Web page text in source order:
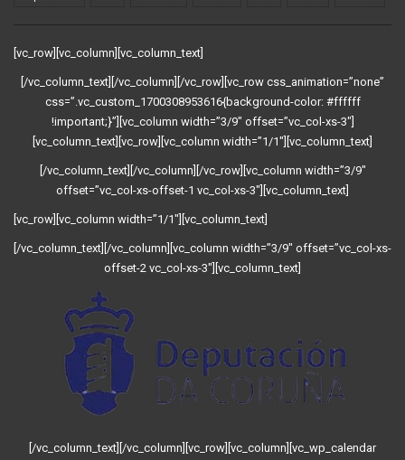
[vc_row][vc_column][vc_column_text]
[/vc_column_text][/vc_column][/vc_row][vc_row css_animation=”none”
css=”.vc_custom_1700308953616{background-color: #ffffff
!important;}”][vc_column width=”3/9″ offset=”vc_col-xs-3″]
[vc_column_text][vc_row][vc_column width=”1/1″][vc_column_text]
[/vc_column_text][/vc_column][/vc_row][vc_column width=”3/9″
offset=”vc_col-xs-offset-1 vc_col-xs-3″][vc_column_text]
[vc_row][vc_column width=”1/1″][vc_column_text]
[/vc_column_text][/vc_column][vc_column width=”3/9″ offset=”vc_col-xs-
offset-2 vc_col-xs-3″][vc_column_text]
[/vc_column_text][/vc_column][vc_row][vc_column][vc_wp_calendar